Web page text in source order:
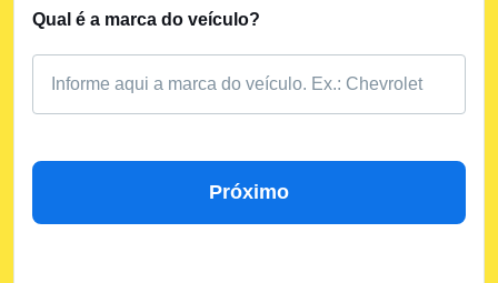
Qual é a marca do veículo?
Próximo